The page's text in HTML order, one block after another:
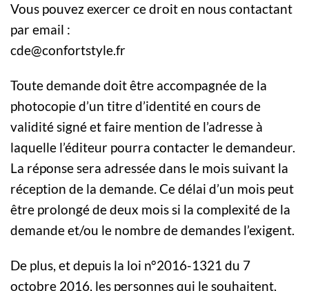
Vous pouvez exercer ce droit en nous contactant
par email :
cde@confortstyle.fr
Toute demande doit être accompagnée de la
photocopie d’un titre d’identité en cours de
validité signé et faire mention de l’adresse à
laquelle l’éditeur pourra contacter le demandeur.
La réponse sera adressée dans le mois suivant la
réception de la demande. Ce délai d’un mois peut
être prolongé de deux mois si la complexité de la
demande et/ou le nombre de demandes l’exigent.
De plus, et depuis la loi n°2016-1321 du 7
octobre 2016, les personnes qui le souhaitent,